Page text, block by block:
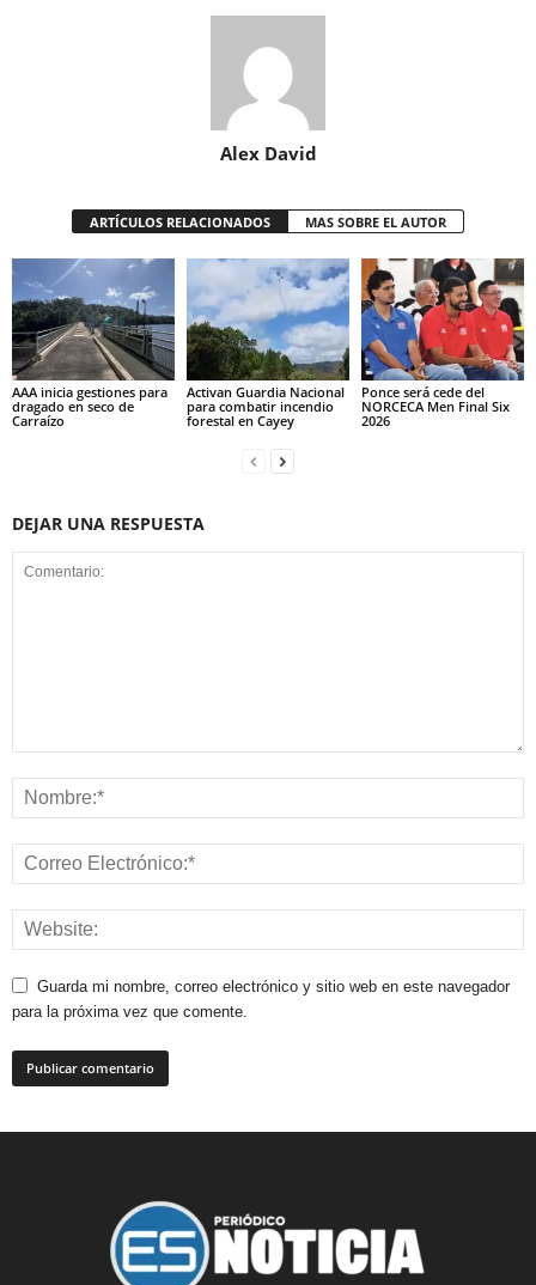
Alex David
ARTÍCULOS RELACIONADOS MAS SOBRE EL AUTOR
AAA inicia gestiones para
dragado en seco de
Carraízo
Activan Guardia Nacional
para combatir incendio
forestal en Cayey
Ponce será cede del
NORCECA Men Final Six
2026
DEJAR UNA RESPUESTA
Guarda mi nombre, correo electrónico y sitio web en este navegador
para la próxima vez que comente.